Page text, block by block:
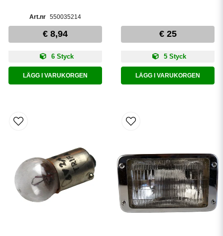
550035214
€ 8,94
6 Styck
LÄGG I VARUKORGEN
€ 25
5 Styck
LÄGG I VARUKORGEN